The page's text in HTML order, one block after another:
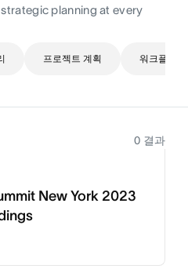
planning at every
프로젝트 계획 워크플로
0 결과
New York 2023